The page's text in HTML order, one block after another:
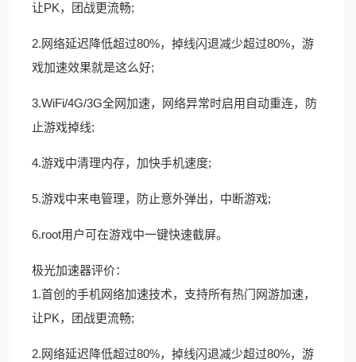
让PK，团战更流畅;
2.网络延迟降低超过80%，掉线闪退减少超过80%，游
戏加速效果就是这么好;
3.WiFi/4G/3G全网加速，网络异常时启用自动重连，防
止游戏掉线;
4.游戏中清理内存，加快手机速度;
5.游戏中来电管理，防止意外弹出，中断游戏;
6.root用户可在游戏中一键快速截屏。
极光加速器评价：
1.首创的手机网络加速技术，支持所有热门网游加速，
让PK，团战更流畅;
2.网络延迟降低超过80%，掉线闪退减少超过80%，游